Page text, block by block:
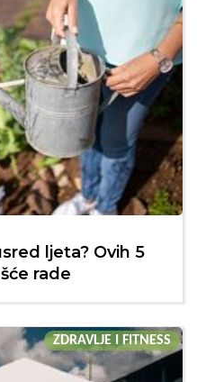
ljeta? Ovih 5
rade
ZDRAVLJE I FITNESS